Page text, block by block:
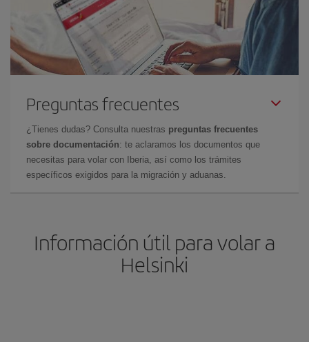
Preguntas frecuentes
¿Tienes dudas? Consulta nuestras preguntas frecuentes
sobre documentación: te aclaramos los documentos que
necesitas para volar con Iberia, así como los trámites
específicos exigidos para la migración y aduanas.
Información útil para volar a
Helsinki